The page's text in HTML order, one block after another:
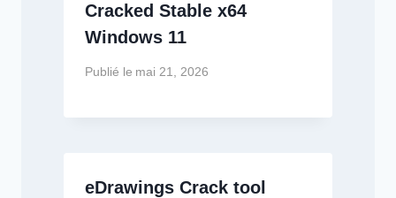
Cracked Stable x64
Windows 11
Publié le mai 21, 2026
eDrawings Crack tool